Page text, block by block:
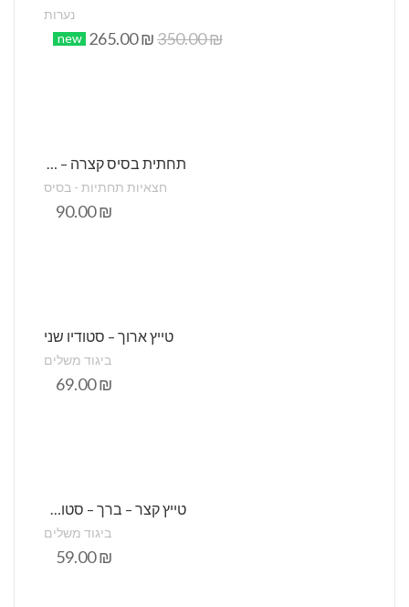
נערות
350.00₪
265.00₪
new
חצאיות תחתיות - בסיס
90.00₪
טייץ ארוך – סטודיו שני
ביגוד משלים
69.00₪
ביגוד משלים
59.00₪